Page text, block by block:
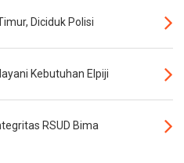
Diciduk Polisi
Kebutuhan Elpiji
RSUD Bima